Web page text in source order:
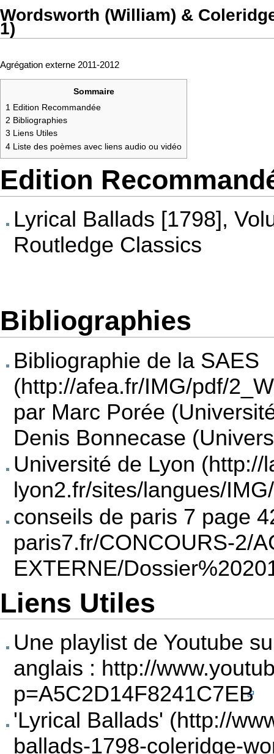
Wordsworth (William) &
1)
Agrégation externe 2011-2012
Sommaire
1 Edition Recommandée
2 Bibliographies
3 Liens Utiles
4 Liste des poèmes avec liens audio ou vidéo
Edition
Lyrical Ballads [1798],
Routledge Classics
Bibliographies
Bibliographie de la SAES
par Marc Porée
Denis Bonnecase
Université de Lyon
conseils de paris 7 page
Liens Utiles
Une playlist de Youtube
anglais : http://
p=A5C2D14F8241C7EB
'Lyrical Ballads'